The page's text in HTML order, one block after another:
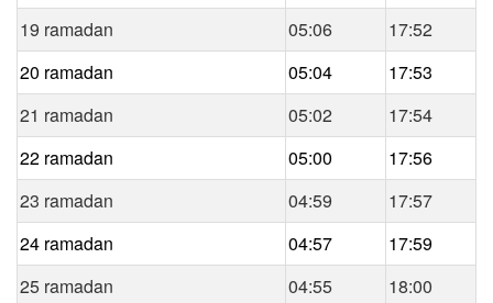
19 ramadan
05:06
17:52
20 ramadan
05:04
17:53
21 ramadan
05:02
17:54
22 ramadan
05:00
17:56
23 ramadan
04:59
17:57
24 ramadan
04:57
17:59
25 ramadan
04:55
18:00